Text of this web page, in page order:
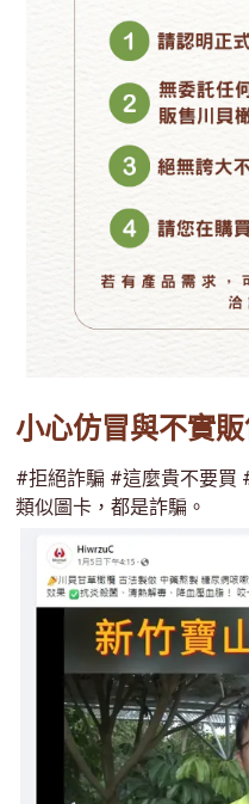
小心仿冒與不實
#拒絕詐騙 #這麼貴不要買
類似圖卡，都是詐騙。